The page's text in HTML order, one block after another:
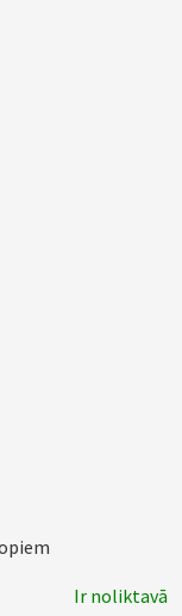
Ir noliktavā